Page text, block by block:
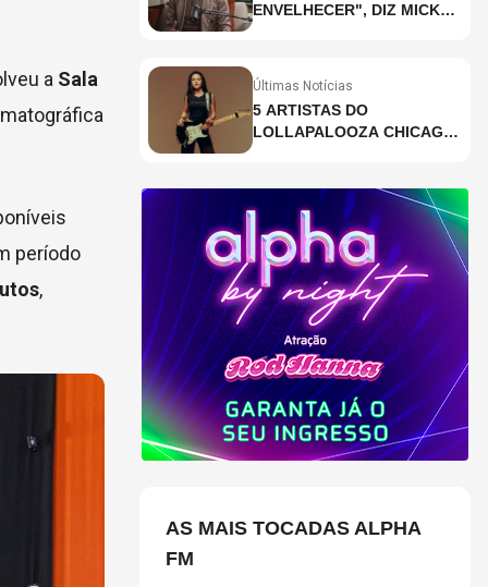
a Sala
período
,
ENVELHECER", DIZ MICK
Últimas Notícias
5 ARTISTAS DO
LOLLAPALOOZA CHICAGO
AS MAIS TOCADAS ALPHA
FM